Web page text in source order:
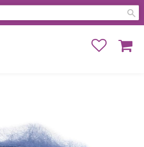
Favoriter